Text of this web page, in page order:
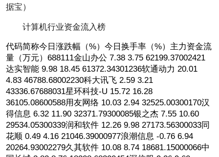
据宝）
计算机行业资金流入榜
代码简称今日涨跌幅（%）今日换手率（%）主力资金流
量（万元）688111金山办公 7.38 3.75 62199.37002421
达实智能 9.98 18.45 61372.34301236软通动力 20.01
4.83 46788.68002230科大讯飞 2.59 3.21
43336.67688031星环科技-U 15.72 16.28
36105.08600588用友网络 10.03 2.94 32525.00300170汉
得信息 6.32 11.90 32371.79300085银之杰 7.55 10.60
29534.05300339润和软件 12.26 9.98 27173.56300033同
花顺 0.49 4.16 21046.39000977浪潮信息 -0.76 6.94
20264.93002279久其软件 10.08 8.74 18681.15000066中